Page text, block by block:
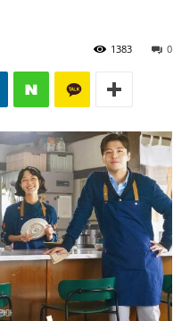
0
1383